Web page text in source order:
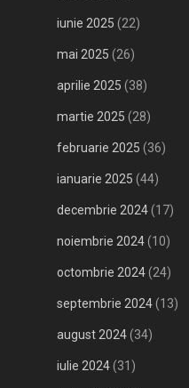
iunie 2025 (22)
mai 2025 (26)
aprilie 2025 (38)
martie 2025 (28)
februarie 2025 (36)
ianuarie 2025 (44)
decembrie 2024(17)
noiembrie 2024(10)
octombrie 2024(24)
septembrie 2024(13)
august 2024(34)
iulie 2024(31)